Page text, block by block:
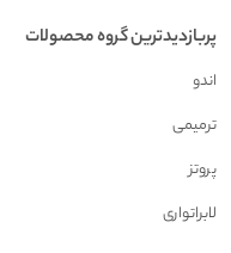
پربازدیدترین گروه محصولات
اندو
ترمیمی
پروتز
لابراتواری